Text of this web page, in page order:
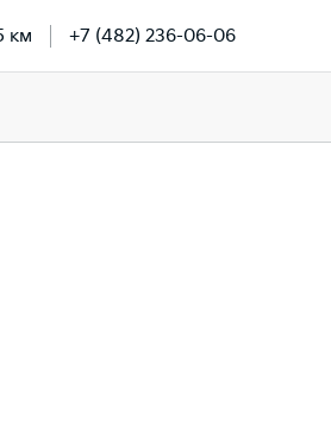
км +7 (482) 236-06-06